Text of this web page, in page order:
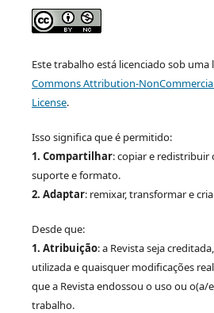
Este trabalho está licenciado sob uma
Commons Attribution-
License.
Isso significa que é permitido:
1. Compartilhar: copiar e
suporte e formato.
2. Adaptar: remixar, transformar e
Desde que:
1. Atribuição: a Revista seja
utilizada e quaisquer modificações
que a Revista endossou o uso ou o(a/
trabalho.